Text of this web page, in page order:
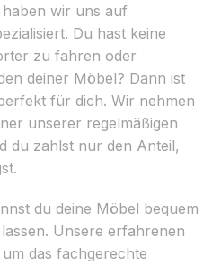
wir uns auf
Du hast keine
zu fahren oder
deiner Möbel? Dann ist
für dich. Wir nehmen
unserer regelmäßigen
du zahlst nur den Anteil,
du deine Möbel bequem
Unsere erfahrenen
das fachgerechte